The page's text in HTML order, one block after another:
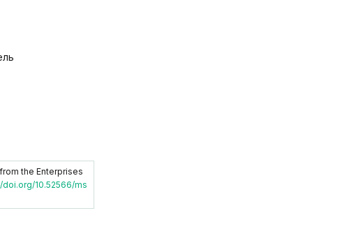
the Enterprises
10.52566/ms